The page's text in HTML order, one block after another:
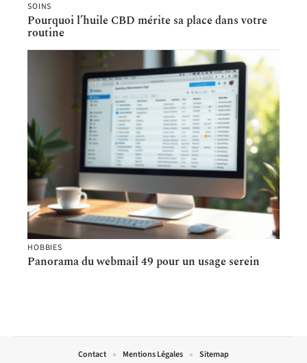
SOINS
Pourquoi l’huile CBD mérite sa place dans votre
routine
HOBBIES
Panorama du webmail 49 pour un usage serein
Contact Mentions Légales Sitemap